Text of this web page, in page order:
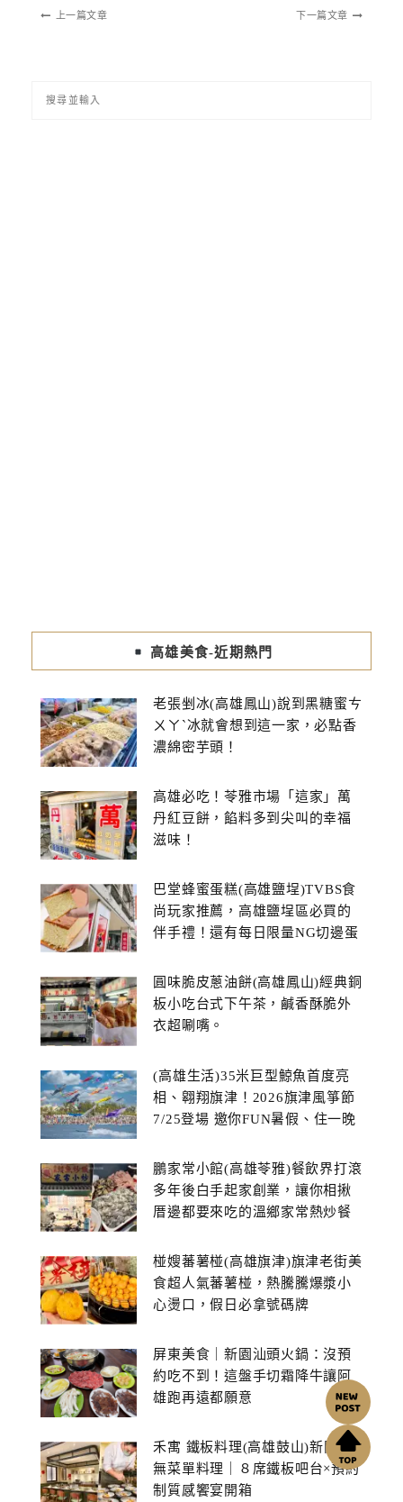
上一篇文章 下一篇文章
高雄美食-近期熱門
老張剉冰(高雄鳳山)說到黑糖蜜ㄘ
ㄨㄚˋ冰就會想到這一家，必點香
濃綿密芋頭！
高雄必吃！苓雅市場「這家」萬
丹紅豆餅，餡料多到尖叫的幸福
滋味！
巴堂蜂蜜蛋糕(高雄鹽埕)TVBS食
尚玩家推薦，高雄鹽埕區必買的
伴手禮！還有每日限量NG切邊蛋
圓味脆皮蔥油餅(高雄鳳山)經典銅
板小吃台式下午茶，鹹香酥脆外
衣超唰嘴。
(高雄生活)35米巨型鯨魚首度亮
相、翱翔旗津！2026旗津風箏節
7/25登場 邀你FUN暑假、住一晚
鵬家常小館(高雄苓雅)餐飲界打滾
多年後白手起家創業，讓你相揪
厝邊都要來吃的溫鄉家常熱炒餐
椪嫂蕃薯椪(高雄旗津)旗津老街美
食超人氣蕃薯椪，熱騰騰爆漿小
心燙口，假日必拿號碼牌
屏東美食｜新園汕頭火鍋：沒預
約吃不到！這盤手切霜降牛讓阿
雄跑再遠都願意
禾寓 鐵板料理(高雄鼓山)新開幕
無菜單料理｜８席鐵板吧台×預約
制質感饗宴開箱